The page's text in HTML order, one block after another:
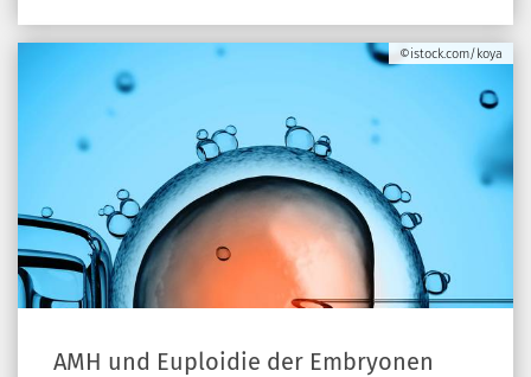
AMH und Euploidie der Embryonen
©istock.com/koya